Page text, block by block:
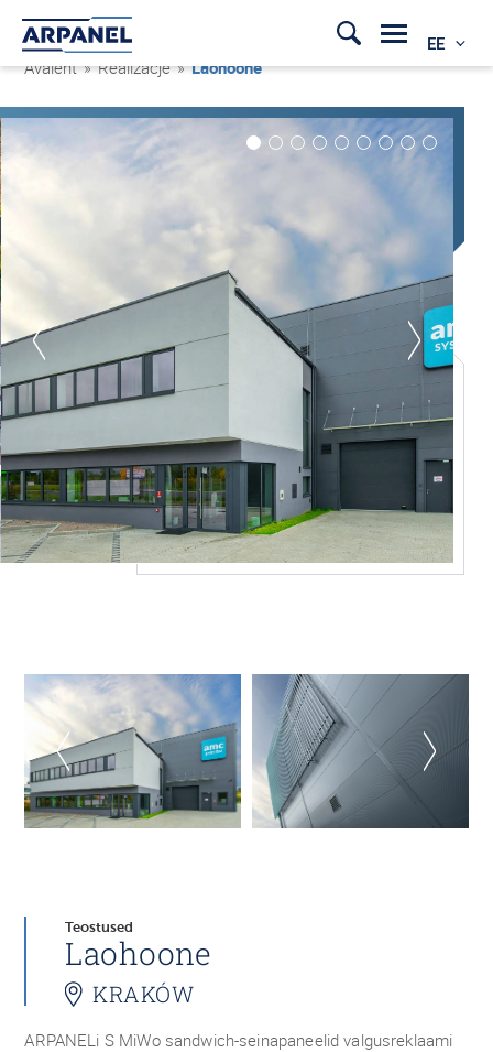
EE
Avaleht » Realizacje »Laohoone
Teostused
Laohoone
KRAKÓW
ARPANELi S MiWo sandwich-seinapaneelid valgusreklaami